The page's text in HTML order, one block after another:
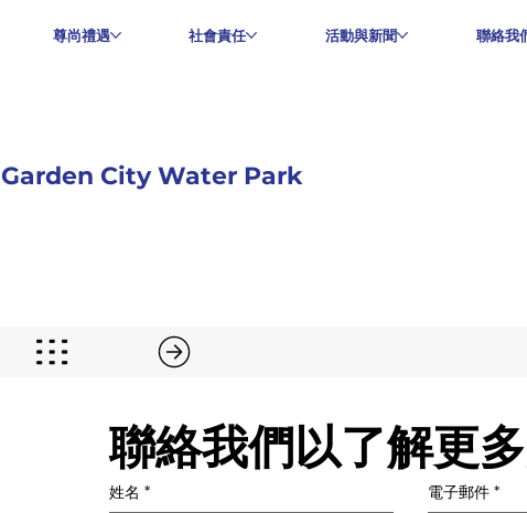
尊尚禮遇 社會責任 活動與新聞 聯絡我
Garden City Water Park
聯絡我們以了解更
姓名 * 電子郵件 *